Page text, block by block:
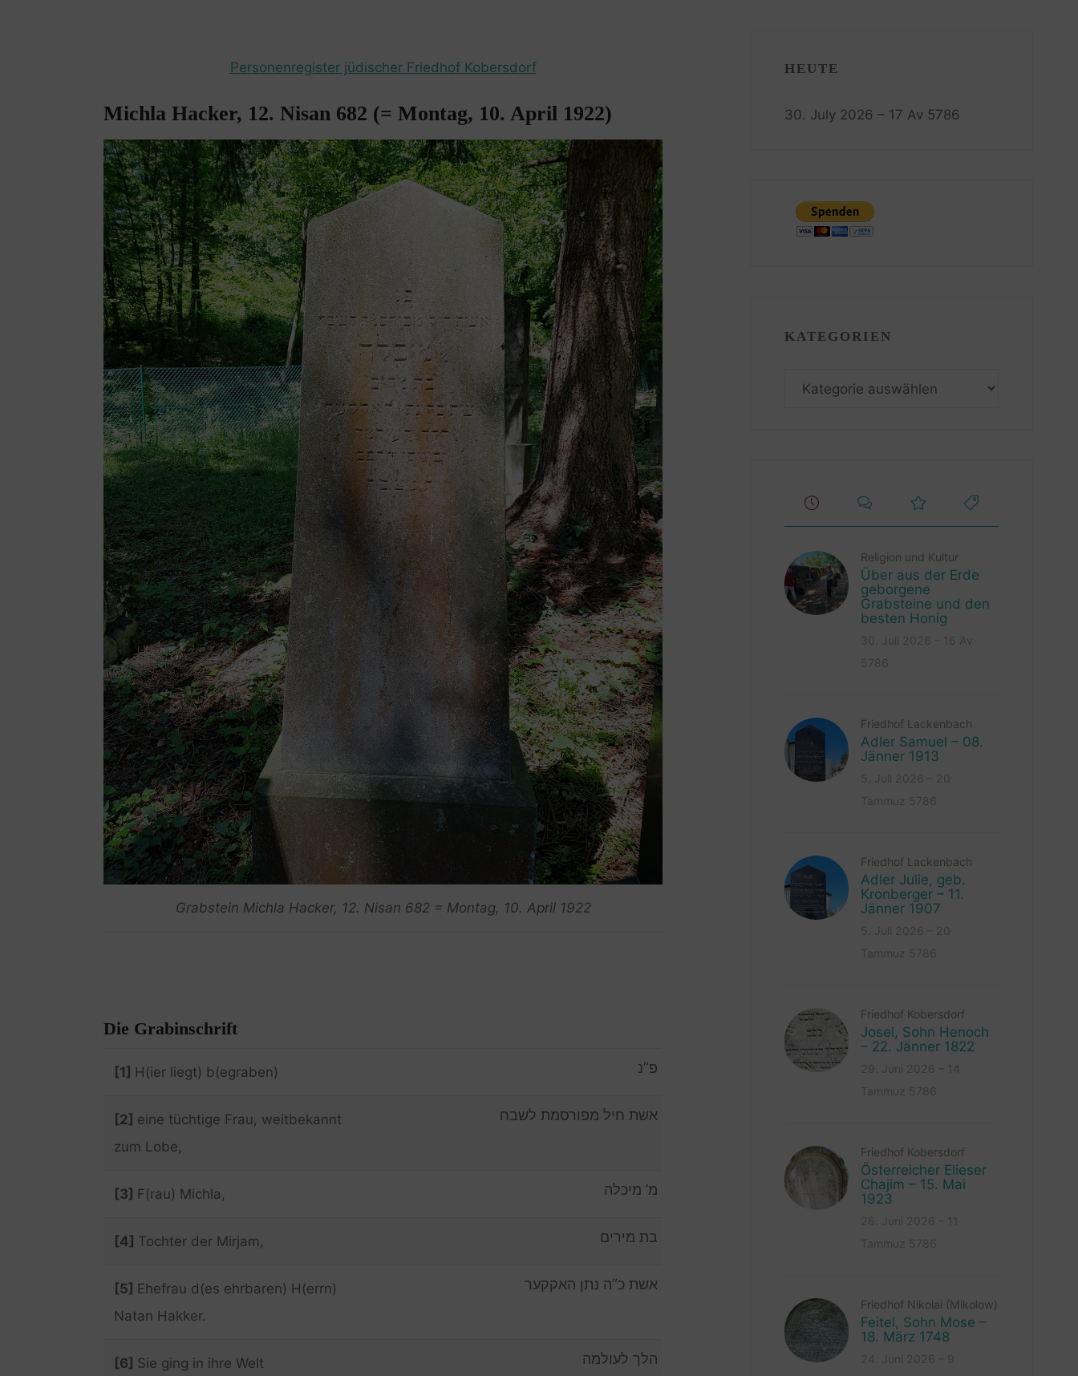
Personenregister jüdischer Friedhof Kobersdorf
Michla Hacker, 12. Nisan 682 (= Montag, 10. April 1922)
Grabstein Michla Hacker, 12. Nisan 682 = Montag, 10. April 1922
Die Grabinschrift
[1] H(ier liegt) b(egraben) פ”נ
[2] eine tüchtige Frau, weitbekannt
zum Lobe,
אשת חיל מפורסמת לשבח
[3] F(rau) Michla, מ’ מיכלה
[4] Tochter der Mirjam, בת מירים
[5] Ehefrau d(es ehrbaren) H(errn)
Natan Hakker.
אשת כ”ה נתן האקקער
[6] Sie ging in ihre Welt הלך לעולמה
HEUTE
30. July 2026 – 17 Av 5786
KATEGORIEN
Religion und Kultur
Über aus der Erde
geborgene
Grabsteine und den
besten Honig
Friedhof Lackenbach
Adler Samuel – 08.
Jänner 1913
Friedhof Lackenbach
Adler Julie, geb.
Kronberger – 11.
Jänner 1907
Friedhof Kobersdorf
Josel, Sohn Henoch
– 22. Jänner 1822
Friedhof Kobersdorf
Österreicher Elieser
Chajim – 15. Mai
1923
Friedhof Nikolai (Mikolow)
Feitel, Sohn Mose –
18. März 1748